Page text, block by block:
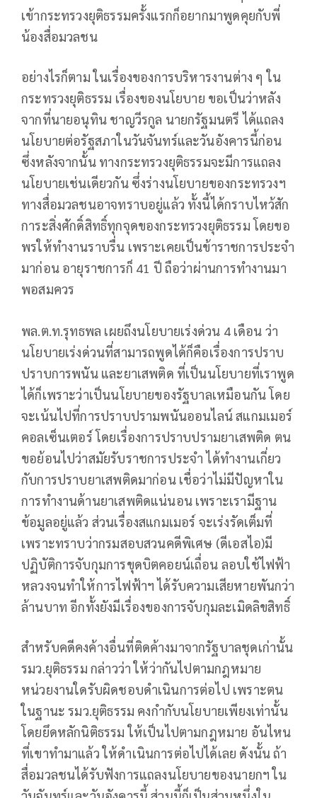
เข้ากระทรวงยุติธรรมครั้งแรกก็อยากมาพูดคุยกับพี่
น้องสื่อมวลชน
อย่างไรก็ตาม ในเรื่องของการบริหารงานต่าง ๆ ใน
กระทรวงยุติธรรม เรื่องของนโยบาย ขอเป็นว่าหลัง
จากที่นายอนุทิน ชาญวีรกูล นายกรัฐมนตรี ได้แถลง
นโยบายต่อรัฐสภาในวันจันทร์และวันอังคารนี้ก่อน
ซึ่งหลังจากนั้น ทางกระทรวงยุติธรรมจะมีการแถลง
นโยบายเช่นเดียวกัน ซึ่งร่างนโยบายของกระทรวงฯ
ทางสื่อมวลชนอาจทราบอยู่แล้ว ทั้งนี้ได้กราบไหว้สัก
การะสิ่งศักดิ์สิทธิ์ทุกจุดของกระทรวงยุติธรรม โดยขอ
พรให้ทำงานราบรื่น เพราะเคยเป็นข้าราชการประจำ
มาก่อน อายุราชการก็ 41 ปี ถือว่าผ่านการทำงานมา
พอสมควร
พล.ต.ท.รุทธพล เผยถึงนโยบายเร่งด่วน 4 เดือน ว่า
นโยบายเร่งด่วนที่สามารถพูดได้ก็คือเรื่องการปราบ
ปราบการพนัน และยาเสพติด ที่เป็นนโยบายที่เราพูด
ได้ก็เพราะว่าเป็นนโยบายของรัฐบาลเหมือนกัน โดย
จะเน้นไปที่การปราบปรามพนันออนไลน์ สแกมเมอร์
คอลเซ็นเตอร์ โดยเรื่องการปราบปรามยาเสพติด ตน
ขอย้อนไปว่าสมัยรับราชการประจำ ได้ทำงานเกี่ยว
กับการปราบยาเสพติดมาก่อน เชื่อว่าไม่มีปัญหาใน
การทำงานด้านยาเสพติดแน่นอน เพราะเรามีฐาน
ข้อมูลอยู่แล้ว ส่วนเรื่องสแกมเมอร์ จะเร่งรัดเต็มที่
เพราะทราบว่ากรมสอบสวนคดีพิเศษ (ดีเอสไอ)มี
ปฏิบัติการจับกุมการขุดบิตคอยน์เถื่อน ลอบใช้ไฟฟ้า
หลวงจนทำให้การไฟฟ้าฯ ได้รับความเสียหายพันกว่า
ล้านบาท อีกทั้งยังมีเรื่องของการจับกุมละเมิดลิขสิทธิ์
สำหรับคดีคงค้างอื่นที่ติดค้างมาจากรัฐบาลชุดเก่านั้น
รมว.ยุติธรรม กล่าวว่า ให้ว่ากันไปตามกฎหมาย
หน่วยงานใดรับผิดชอบดำเนินการต่อไป เพราะตน
ในฐานะ รมว.ยุติธรรม คงกำกับนโยบายเพียงเท่านั้น
โดยยึดหลักนิติธรรม ให้เป็นไปตามกฎหมาย อันไหน
ที่เขาทำมาแล้ว ให้ดำเนินการต่อไปได้เลย ดังนั้น ถ้า
สื่อมวลชนได้รับฟังการแถลงนโยบายของนายกฯ ใน